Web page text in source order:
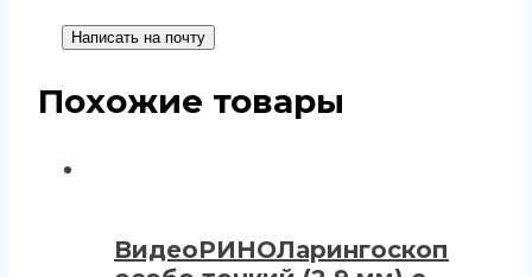
Написать на почту
Похожие товары
ВидеоРИНОЛарингоскоп